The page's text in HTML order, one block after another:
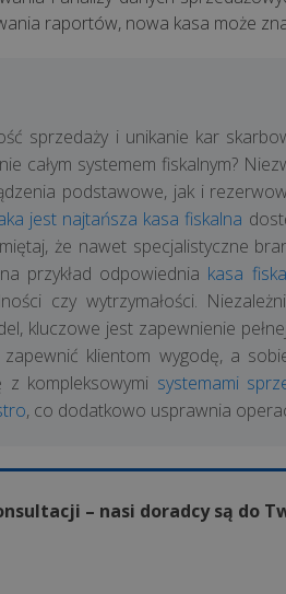
raportów, nowa kasa może
sprzedaży i unikanie kar
całym systemem fiskalnym?
podstawowe, jak i
jest najtańsza kasa fiskalna
że nawet specjalistyczne
przykład odpowiednia kasa
czy wytrzymałości.
kluczowe jest zapewnienie
klientom wygodę, a
z kompleksowymi systemami
, co dodatkowo usprawnia
– nasi doradcy są do